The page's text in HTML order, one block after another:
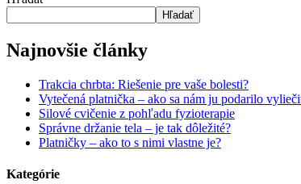
Hľadať
Najnovšie články
Trakcia chrbta: Riešenie pre vaše bolesti?
Vytečená platnička – ako sa nám ju podarilo
Silové cvičenie z pohľadu fyzioterapie
Správne držanie tela – je tak dôležité?
Platničky – ako to s nimi vlastne je?
Kategórie